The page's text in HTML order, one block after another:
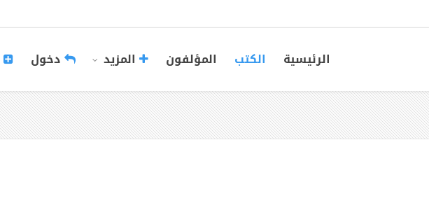
الرئيسية الكتب المؤلفون المزيد دخول